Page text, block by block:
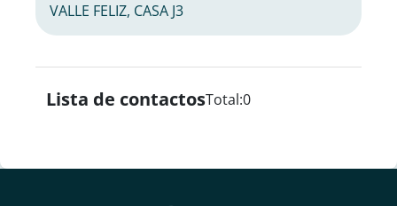
VALLE FELIZ, CASA J3
Lista de contactosTotal:0